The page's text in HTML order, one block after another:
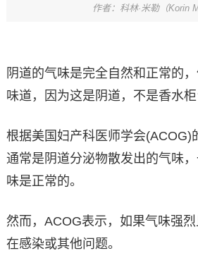
作者：科林·米勒（Korin
阴道的气味是完全自然和正常的
味道，因为这是阴道，不是香水柜
根据美国妇产科医师学会(ACOG)
通常是阴道分泌物散发出的气味
味是正常的。
然而，ACOG表示，如果气味强
在感染或其他问题。